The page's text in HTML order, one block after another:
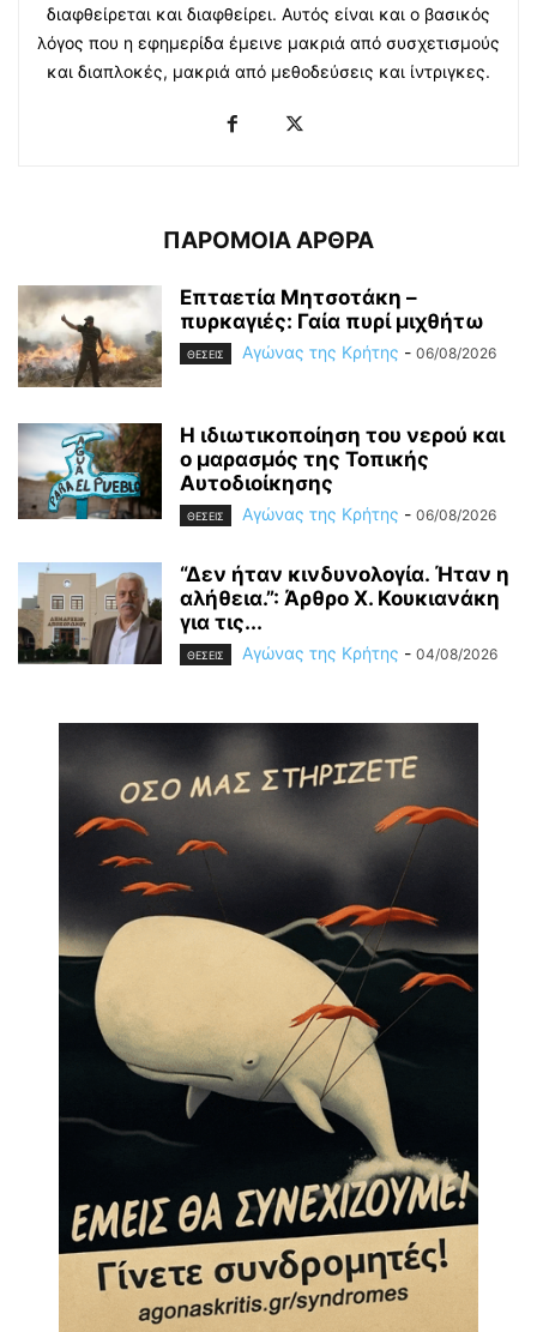
διαφθείρεται και διαφθείρει. Αυτός είναι και ο βασικός
λόγος που η εφημερίδα έμεινε μακριά από συσχετισμούς
και διαπλοκές, μακριά από μεθοδεύσεις και ίντριγκες.
ΠΑΡΟΜΟΙΑ ΑΡΘΡΑ
Επταετία Μητσοτάκη –
πυρκαγιές: Γαία πυρί μιχθήτω
ΘΕΣΕΙΣ Αγώνας της Κρήτης - 06/08/2026
Η ιδιωτικοποίηση του νερού και
ο μαρασμός της Τοπικής
Αυτοδιοίκησης
ΘΕΣΕΙΣ Αγώνας της Κρήτης - 06/08/2026
“Δεν ήταν κινδυνολογία. Ήταν η
αλήθεια.”: Άρθρο Χ. Κουκιανάκη
για τις...
ΘΕΣΕΙΣ Αγώνας της Κρήτης - 04/08/2026